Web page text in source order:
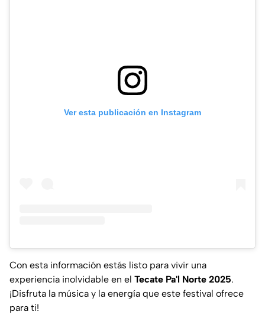
Ver esta publicación en Instagram
Con esta información estás listo para vivir una
experiencia inolvidable en el Tecate Pa'l Norte 2025.
¡Disfruta la música y la energía que este festival ofrece
para ti!